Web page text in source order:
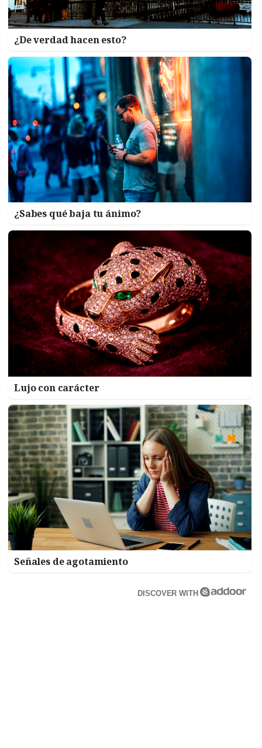
¿De verdad hacen esto?
¿Sabes qué baja tu ánimo?
Lujo con carácter
Señales de agotamiento
DISCOVER WITH